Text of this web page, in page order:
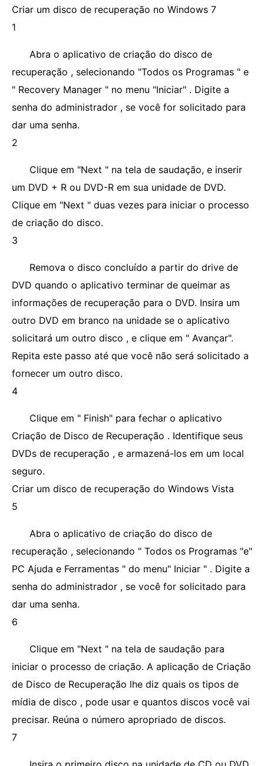
Criar um disco de recuperação no Windows 7
1
Abra o aplicativo de criação do disco de
recuperação , selecionando "Todos os Programas " e
" Recovery Manager " no menu "Iniciar" . Digite a
senha do administrador , se você for solicitado para
dar uma senha.
2
Clique em "Next " na tela de saudação, e inserir
um DVD + R ou DVD-R em sua unidade de DVD.
Clique em "Next " duas vezes para iniciar o processo
de criação do disco.
3
Remova o disco concluído a partir do drive de
DVD quando o aplicativo terminar de queimar as
informações de recuperação para o DVD. Insira um
outro DVD em branco na unidade se o aplicativo
solicitará um outro disco , e clique em " Avançar".
Repita este passo até que você não será solicitado a
fornecer um outro disco.
4
Clique em " Finish" para fechar o aplicativo
Criação de Disco de Recuperação . Identifique seus
DVDs de recuperação , e armazená-los em um local
seguro.
Criar um disco de recuperação do Windows Vista
5
Abra o aplicativo de criação do disco de
recuperação , selecionando " Todos os Programas "e"
PC Ajuda e Ferramentas " do menu" Iniciar " . Digite a
senha do administrador , se você for solicitado para
dar uma senha.
6
Clique em "Next " na tela de saudação para
iniciar o processo de criação. A aplicação de Criação
de Disco de Recuperação lhe diz quais os tipos de
mídia de disco , pode usar e quantos discos você vai
precisar. Reúna o número apropriado de discos.
7